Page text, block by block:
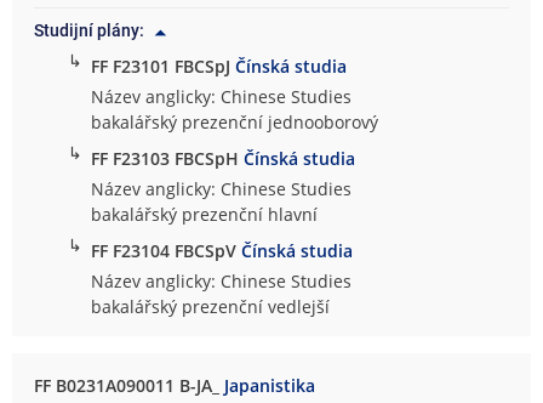
Studijní plány:
↳ FF F23101 FBCSpJČínská studia
Název anglicky: Chinese Studies
bakalářský prezenční jednooborový
↳ FF F23103 FBCSpHČínská studia
Název anglicky: Chinese Studies
bakalářský prezenční hlavní
↳ FF F23104 FBCSpVČínská studia
Název anglicky: Chinese Studies
bakalářský prezenční vedlejší
FF B0231A090011 B-JA_ Japanistika